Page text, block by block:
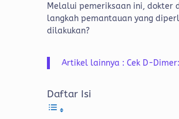
Melalui pemeriksaan ini, dokter
langkah pemantauan yang
dilakukan?
Artikel lainnya : Cek D-
Daftar Isi